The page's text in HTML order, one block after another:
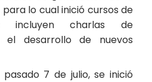
lo cual inició cursos de
incluyen charlas de
el desarrollo de nuevos
7 de julio, se inició